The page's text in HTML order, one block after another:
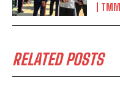
RELATED POSTS